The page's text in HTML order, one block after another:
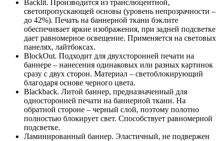
Backlit. Производится из транслюцентной,
светопропускающей основы (уровень непрозрачности –
до 42%). Печать на баннерной ткани бэклите
обеспечивает яркие изображения, при задней подсветке
дает равномерное освещение. Применяется на световых
панелях, лайтбоксах.
BlockOut. Подходит для двухсторонней печати на
баннере – нанесения одинаковых или разных картинок
сразу с двух сторон. Материал – светоблокирующий
благодаря основе черного цвета.
Blackback. Литой баннер, предназначенный для
односторонней печати на баннерной ткани. На
обратной стороне – черный слой, поэтому полотно
полностью блокирует свет. Способствует равномерной
подсветке.
Ламинированный баннер. Эластичный, не подвержен